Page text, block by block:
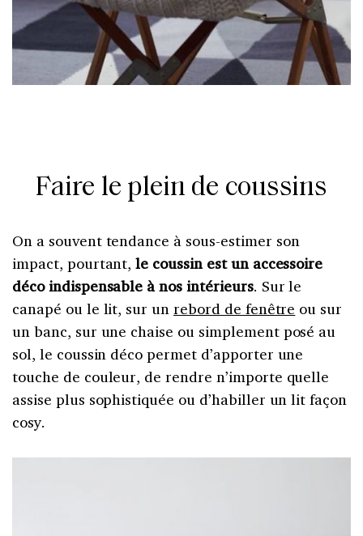
Faire le plein de coussins
On a souvent tendance à sous-estimer son
impact, pourtant, le coussin est un accessoire
déco indispensable à nos intérieurs. Sur le
canapé ou le lit, sur unrebord de fenêtre ou sur
un banc, sur une chaise ou simplement posé au
sol, le coussin déco permet d’apporter une
touche de couleur, de rendre n’importe quelle
assise plus sophistiquée ou d’habiller un lit façon
cosy.